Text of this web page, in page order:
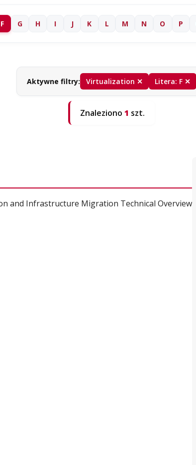
F G H I J K L M N O P
Aktywne filtry: Virtualization ✕ Litera: F ✕
Znaleziono 1 szt.
and Infrastructure Migration Technical Overview